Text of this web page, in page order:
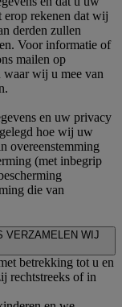
rekenen dat wij
derden zullen
Voor informatie of
mailen op
waar wij u mee van
en uw privacy
hoe wij uw
overeenstemming
(met inbegrip
die van
VERZAMELEN WIJ
betrekking tot u en
rechtstreeks of in